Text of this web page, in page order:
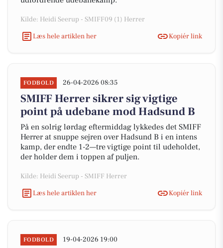
Kilde: Heidi Seerup - SMIFF09 (1) Herrer
Læs hele artiklen her
Kopiér link
FODBOLD 26-04-2026 08:35
SMIFF Herrer sikrer sig vigtige
point på udebane mod Hadsund B
På en solrig lørdag eftermiddag lykkedes det SMIFF
Herrer at snuppe sejren over Hadsund B i en intens
kamp, der endte 1-2—tre vigtige point til udeholdet,
der holder dem i toppen af puljen.
Kilde: Heidi Seerup - SMIFF Herrer
Læs hele artiklen her
Kopiér link
FODBOLD 19-04-2026 19:00